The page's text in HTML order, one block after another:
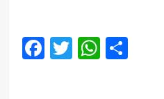
Facebook
Twitter